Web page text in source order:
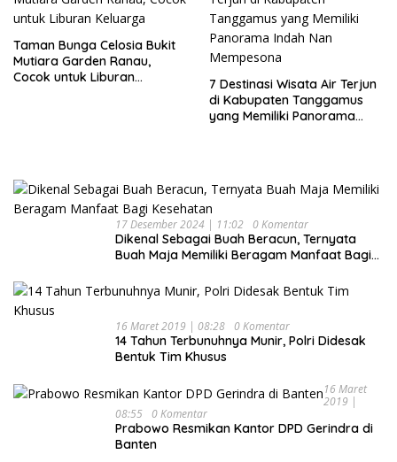
Taman Bunga Celosia Bukit
Mutiara Garden Ranau,
Cocok untuk Liburan
7 Destinasi Wisata Air Terjun
di Kabupaten Tanggamus
yang Memiliki Panorama
17 Desember 2024 | 11:02 0 Komentar
Dikenal Sebagai Buah Beracun, Ternyata
Buah Maja Memiliki Beragam Manfaat Bagi
16 Maret 2019 | 08:28 0 Komentar
14 Tahun Terbunuhnya Munir, Polri Didesak
Bentuk Tim Khusus
16 Maret
2019 |
08:55 0 Komentar
Prabowo Resmikan Kantor DPD Gerindra di
Banten